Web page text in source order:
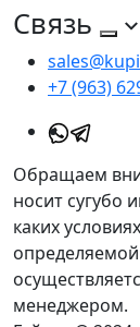
Связь
+7 (963)
Обращаем
носит сугубо
каких
менеджером.